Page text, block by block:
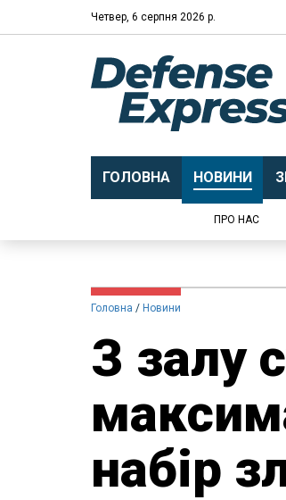
Четвер, 6 серпня 2026 р.
ГОЛОВНА НОВИНИ
ПРО НАС
Головна Новини
З залу
набір